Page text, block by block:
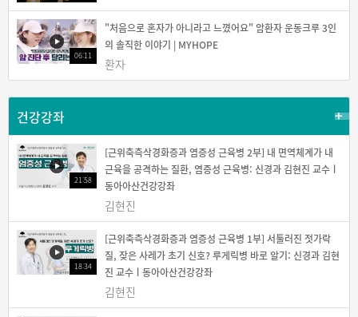
06:11
"처음으로 혼자가 아니라고 느꼈어요" 암환자 운동크루 3인
의 솔직한 이야기 | MYHOPE
환자
건강강좌
21:58
[근위축측삭경화증과 염증성 근육병 2부] 내 면역체계가 내
근육을 공격하는 질환, 염증성 근육병: 신경과 김현진 교수ㅣ
동아아산건강강좌
김현진
18:34
[근위축측삭경화증과 염증성 근육병 1부] 서툴러진 젓가락
질, 잦은 사레가 초기 신호? 루게릭병 바로 알기: 신경과 김현
진 교수ㅣ동아아산건강강좌
김현진